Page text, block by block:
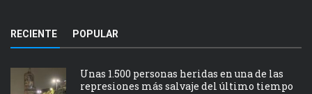
RECIENTE POPULAR
Unas 1.500 personas heridas en una de las
represiones más salvaje del último tiempo